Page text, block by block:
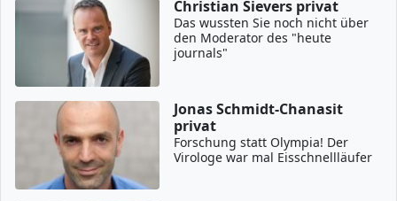
Christian Sievers privat
Das wussten Sie noch nicht über
den Moderator des "heute
journals"
Jonas Schmidt-Chanasit
privat
Forschung statt Olympia! Der
Virologe war mal Eisschnellläufer